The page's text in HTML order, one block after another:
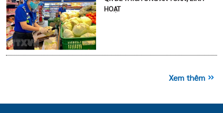
HOẠT
Xem thêm